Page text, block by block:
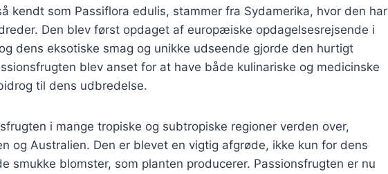
kendt som Passiflora edulis, stammer fra Sydamerika, hvor den har
Den blev først opdaget af europæiske opdagelsesrejsende i
dens eksotiske smag og unikke udseende gjorde den hurtigt
blev anset for at have både kulinariske og medicinske
til dens udbredelse.
i mange tropiske og subtropiske regioner verden over,
og Australien. Den er blevet en vigtig afgrøde, ikke kun for dens
smukke blomster, som planten producerer. Passionsfrugten er nu